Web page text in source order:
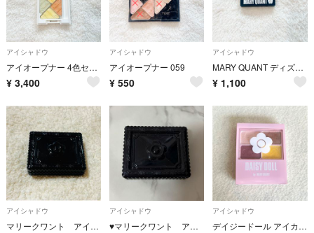
アイシャドウ
アイオープナー 4色セット
¥ 3,400
アイシャドウ
アイオープナー 059
¥ 550
アイシャドウ
MARY QUANT ディズニーコラボ
¥ 1,100
アイシャドウ
マリークワント アイシャドウパレット
アイシャドウ
♥︎マリークワント アイシャドウ♥︎
アイシャドウ
デイジードール アイカラーパレットP-01 アイシャドウ DAISY DOLL